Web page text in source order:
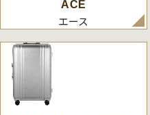
ACE
エース